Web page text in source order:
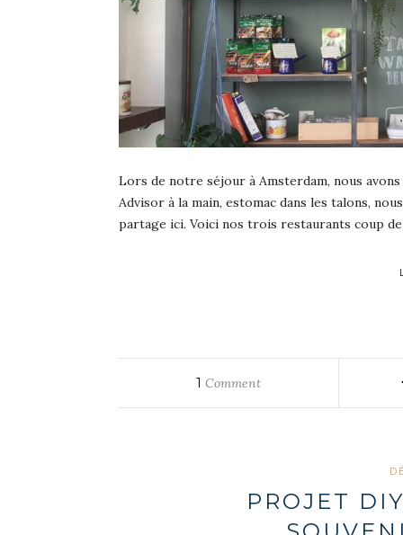
Lors de notre séjour à Amsterdam, nous
Advisor à la main, estomac dans les talons,
partage ici. Voici nos trois restaurants coup
1 Comment
PROJET